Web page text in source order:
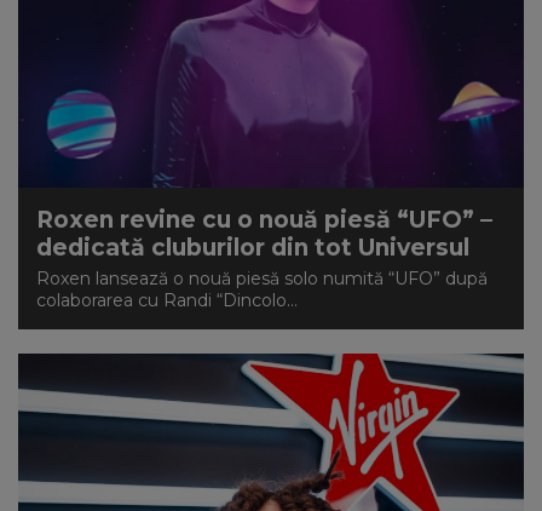
Roxen revine cu o nouă piesă “UFO” –
dedicată cluburilor din tot Universul
Roxen lansează o nouă piesă solo numită “UFO” după
colaborarea cu Randi “Dincolo...